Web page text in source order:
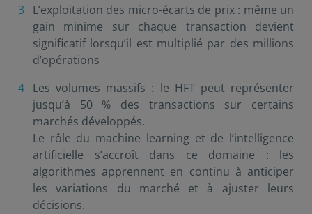
L’exploitation des micro-écarts de prix : même un
gain minime sur chaque transaction devient
significatif lorsqu’il est multiplié par des millions
d’opérations
Les volumes massifs : le HFT peut représenter
jusqu’à 50 % des transactions sur certains
marchés développés.
Le rôle du machine learning et de l’intelligence
artificielle s’accroît dans ce domaine : les
algorithmes apprennent en continu à anticiper
les variations du marché et à ajuster leurs
décisions.